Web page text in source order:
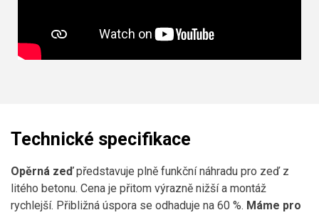
Technické specifikace
Opěrná zeďpředstavuje plně funkční náhradu pro zeď z
litého betonu. Cena je přitom výrazně nižší a montáž
rychlejší. Přibližná úspora se odhaduje na 60 %. Máme pro